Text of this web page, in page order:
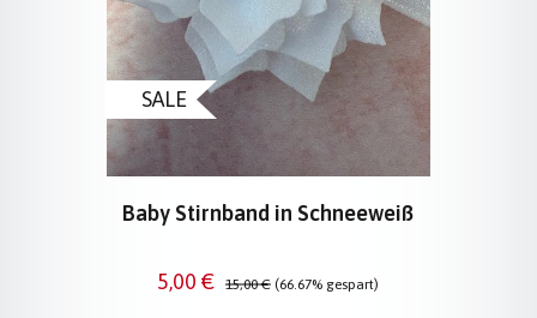
SALE
Baby Stirnband in Schneeweiß
Verkaufspreis:
5,00 € Regulärer Preis:
15,00 € (66.67% gespart)